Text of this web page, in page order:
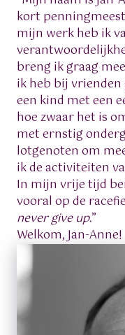
kort
mijn werk heb ik
breng ik graag
ik heb bij vrienden
een kind met een
hoe zwaar het is
met ernstig
lotgenoten om
ik de activiteiten
In mijn vrije tijd
vooral op de
never give up.”
Welkom, Jan-Anne!